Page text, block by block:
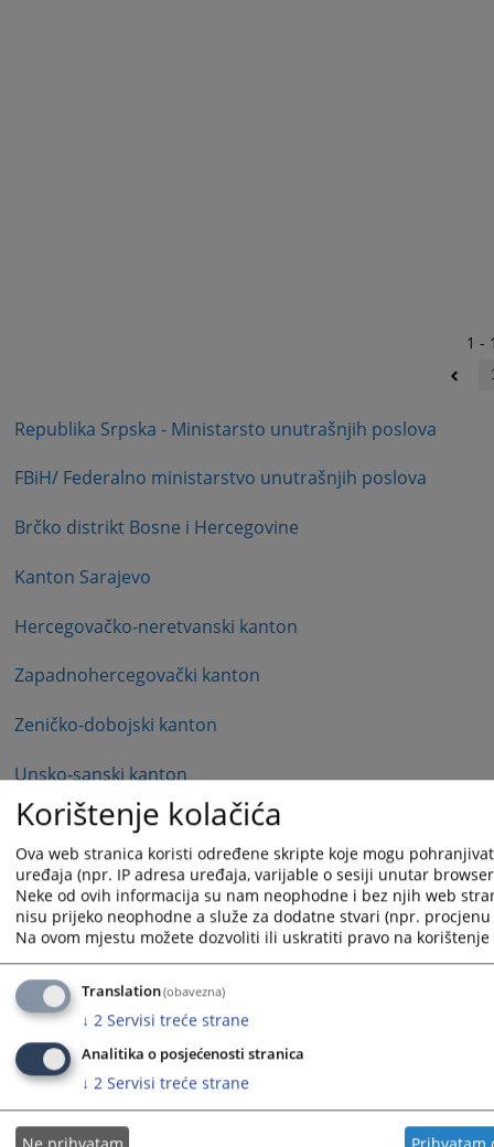
Republika Srpska - Ministarsto unutrašnjih poslova
FBiH/ Federalno ministarstvo unutrašnjih poslova
Brčko distrikt Bosne i Hercegovine
Kanton Sarajevo
Hercegovačko-neretvanski kanton
Zapadnohercegovački kanton
Zeničko-dobojski kanton
Unsko-sanski kanton
Tuzlanski kanton
Posavski kanton
Livanjski kanton
Srednjobosanski kanton
Bosansko-podrinjski kanton
Prateći dokumenti
1 -
Korištenje kolačića
Ova web stranica koristi određene skripte koje mogu
uređaja (npr. IP adresa uređaja, varijable o sesiji unutar
Neke od ovih informacija su nam neophodne i bez njih web
nisu prijeko neophodne a služe za dodatne stvari (npr.
Na ovom mjestu možete dozvoliti ili uskratiti pravo na
Translation(obavezna)
↓ 2 Servisi treće strane
Analitika o posjećenosti stranica
↓ 2 Servisi treće strane